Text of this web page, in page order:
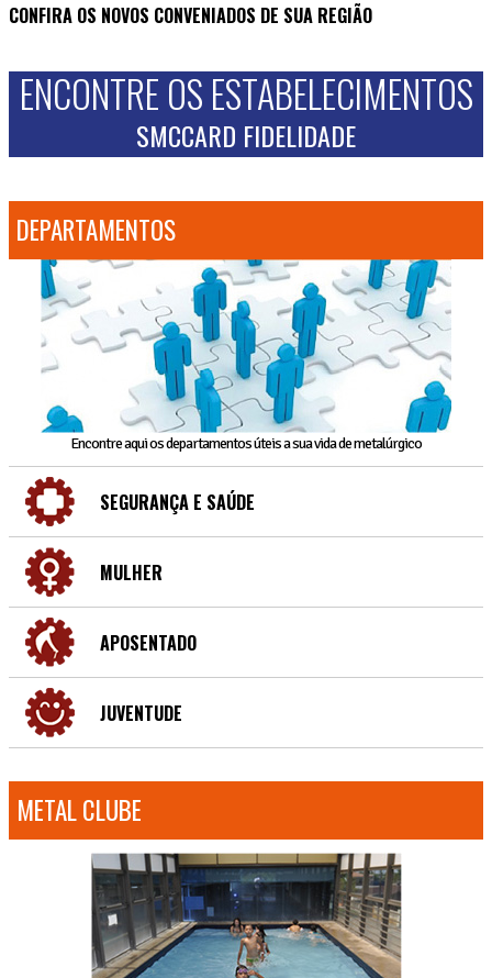
CONFIRA OS NOVOS CONVENIADOS DE SUA REGIÃO
ENCONTRE OS ESTABELECIMENTOS
SMCCARD FIDELIDADE
DEPARTAMENTOS
Encontre aqui os departamentos úteis a sua vida de metalúrgico
SEGURANÇA E SAÚDE
MULHER
APOSENTADO
JUVENTUDE
METAL CLUBE